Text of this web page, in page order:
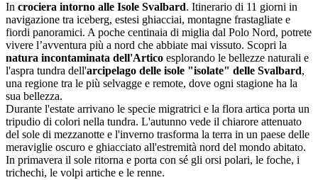
In crociera intorno alle Isole Svalbard. Itinerario di 11 giorni in
navigazione tra iceberg, estesi ghiacciai, montagne frastagliate e
fiordi panoramici. A poche centinaia di miglia dal Polo Nord, potrete
vivere l’avventura più a nord che abbiate mai vissuto. Scopri la
natura incontaminata dell'Artico esplorando le bellezze naturali e
l'aspra tundra dell'arcipelago delle isole "isolate" delle Svalbard,
una regione tra le più selvagge e remote, dove ogni stagione ha la
sua bellezza.
Durante l'estate arrivano le specie migratrici e la flora artica porta un
tripudio di colori nella tundra. L'autunno vede il chiarore attenuato
del sole di mezzanotte e l'inverno trasforma la terra in un paese delle
meraviglie oscuro e ghiacciato all'estremità nord del mondo abitato.
In primavera il sole ritorna e porta con sé gli orsi polari, le foche, i
trichechi, le volpi artiche e le renne.